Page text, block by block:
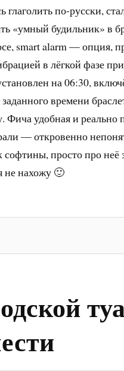
глаголить по-русски,
«умный будильник» в
smart alarm — опция,
в лёгкой фазе
на 06:30,
времени
Фича удобная и реально
— откровенно
софтины, просто про
не нахожу 🙂